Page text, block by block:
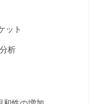
ット
析